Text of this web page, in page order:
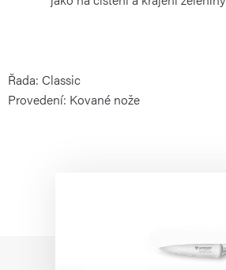
Řada: Classic
Provedení: Kované nože